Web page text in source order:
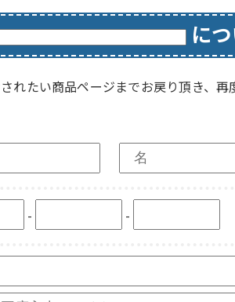
に
れたい商品ページまでお戻り頂き、
- -